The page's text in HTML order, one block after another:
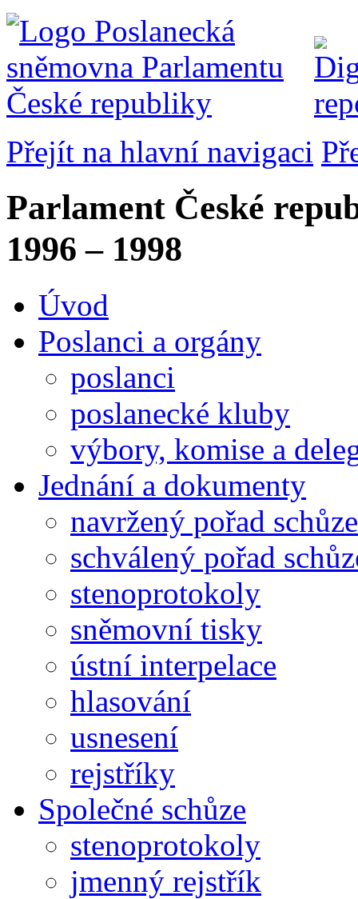
Přejít na hlavní navigaci
Parlament České
1996 – 1998
Úvod
Poslanci a orgány
poslanci
poslanecké kluby
výbory, komise a
Jednání a dokumenty
navržený pořad schůze
schválený pořad
stenoprotokoly
sněmovní tisky
ústní interpelace
hlasování
usnesení
rejstříky
Společné schůze
stenoprotokoly
jmenný rejstřík